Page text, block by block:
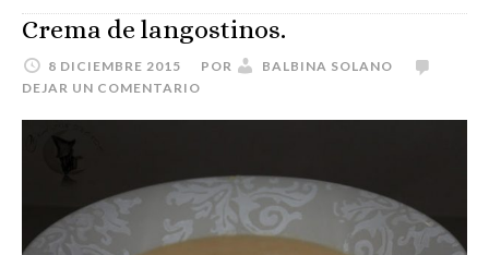
Crema de langostinos.
8 DICIEMBRE 2015 POR
BALBINA SOLANO
DEJAR UN COMENTARIO